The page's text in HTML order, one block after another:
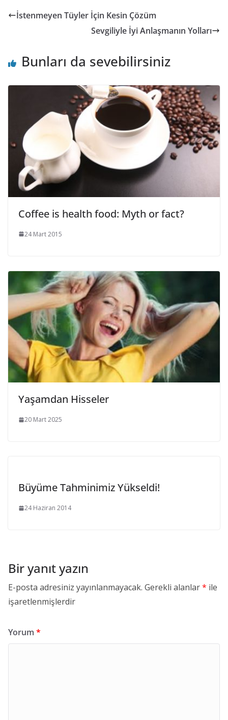
İstenmeyen Tüyler İçin Kesin Çözüm
Sevgiliyle İyi Anlaşmanın Yolları
Bunları da sevebilirsiniz
Coffee is health food: Myth or fact?
24 Mart 2015
Yaşamdan Hisseler
20 Mart 2025
Büyüme Tahminimiz Yükseldi!
24 Haziran 2014
Bir yanıt yazın
E-posta adresiniz yayınlanmayacak. Gerekli alanlar* ile
işaretlenmişlerdir
Yorum *